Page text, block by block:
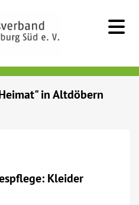
in Altdöbern
Kleider